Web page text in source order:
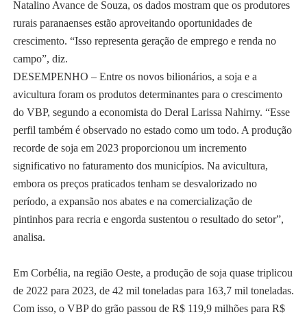
Natalino Avance de Souza, os dados mostram que os produtores
rurais paranaenses estão aproveitando oportunidades de
crescimento. “Isso representa geração de emprego e renda no
campo”, diz.
DESEMPENHO – Entre os novos bilionários, a soja e a
avicultura foram os produtos determinantes para o crescimento
do VBP, segundo a economista do Deral Larissa Nahirny. “Esse
perfil também é observado no estado como um todo. A produção
recorde de soja em 2023 proporcionou um incremento
significativo no faturamento dos municípios. Na avicultura,
embora os preços praticados tenham se desvalorizado no
período, a expansão nos abates e na comercialização de
pintinhos para recria e engorda sustentou o resultado do setor”,
analisa.
Em Corbélia, na região Oeste, a produção de soja quase triplicou
de 2022 para 2023, de 42 mil toneladas para 163,7 mil toneladas.
Com isso, o VBP do grão passou de R$ 119,9 milhões para R$